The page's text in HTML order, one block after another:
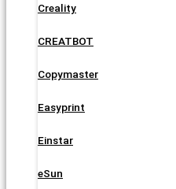
Creality
CREATBOT
Copymaster
Easyprint
Einstar
eSun